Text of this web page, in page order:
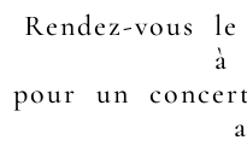
Rendez-vous
à
pour un